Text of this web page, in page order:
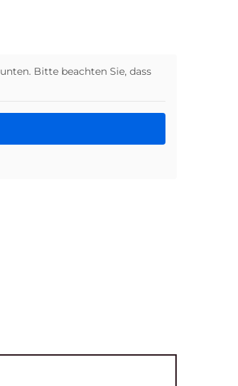
Bitte beachten Sie, dass